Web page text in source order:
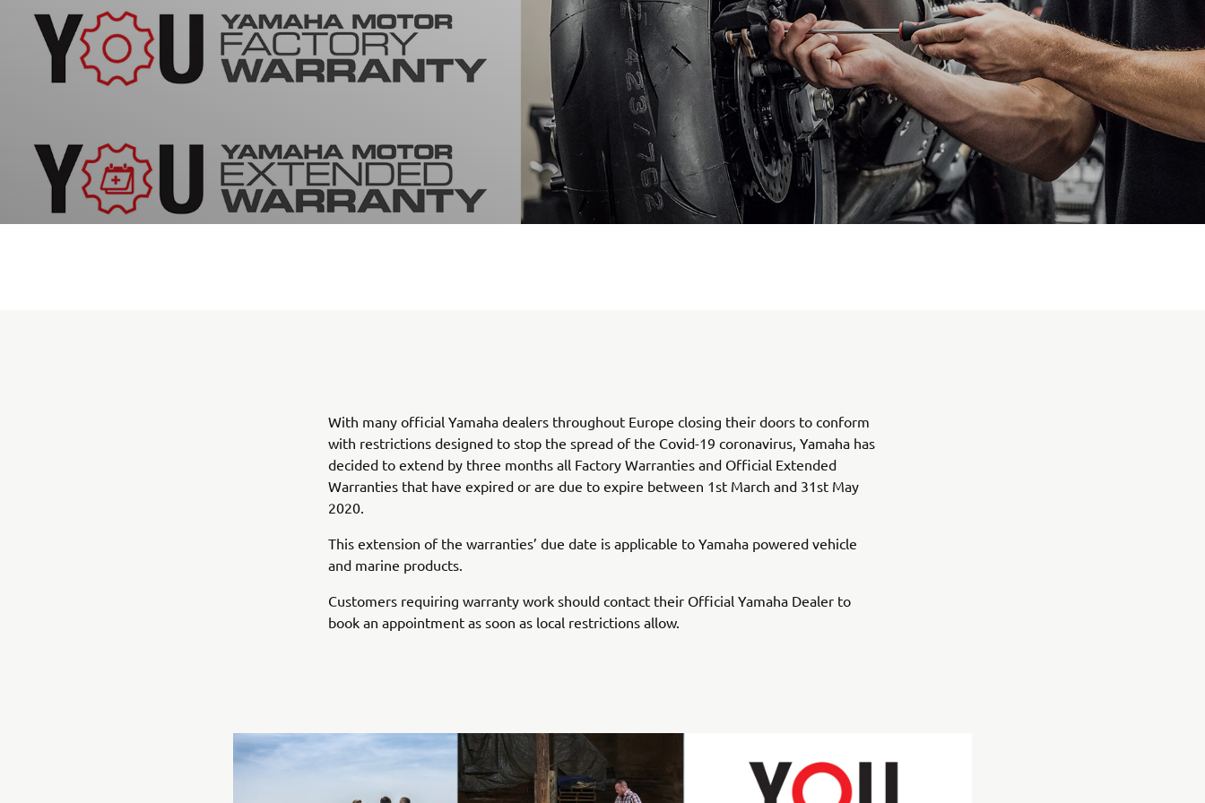
With many official Yamaha dealers throughout Europe closing their doors to conform
with restrictions designed to stop the spread of the Covid-19 coronavirus, Yamaha has
decided to extend by three months all Factory Warranties and Official Extended
Warranties that have expired or are due to expire between 1st March and 31st May
2020.
This extension of the warranties’ due date is applicable to Yamaha powered vehicle
and marine products.
Customers requiring warranty work should contact their Official Yamaha Dealer to
book an appointment as soon as local restrictions allow.